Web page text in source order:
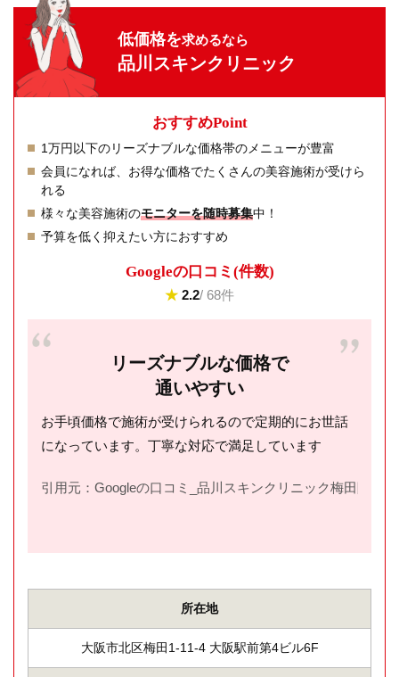
低価格を求めるなら
品川スキンクリニック
おすすめPoint
1万円以下のリーズナブルな価格帯のメニューが豊富
会員になれば、お得な価格でたくさんの美容施術が受けら
れる
様々な美容施術のモニターを随時募集中！
予算を低く抑えたい方におすすめ
Googleの⼝コミ(件数)
★ 2.2/ 68件
リーズナブルな価格で
通いやすい
お手頃価格で施術が受けられるので定期的にお世話
になっています。丁寧な対応で満足しています
引用元：Googleの口コミ_品川スキンクリニック梅田院(
所在地
大阪市北区梅田1-11-4 大阪駅前第4ビル6F